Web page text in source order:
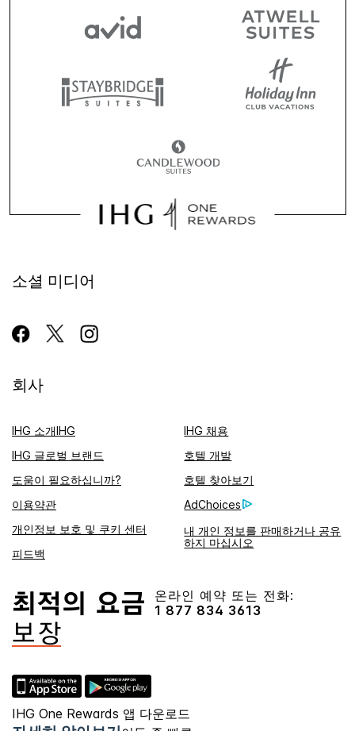
소셜 미디어
회사
IHG 소개IHG
IHG 채용
IHG 글로벌 브랜드
호텔 개발
도움이 필요하십니까?
호텔 찾아보기
이용약관
AdChoices
개인정보 보호 및 쿠키 센터
내 개인 정보를 판매하거나 공유
하지 마십시오
피드백
온라인 예약 또는 전화:
1 877 834 3613
IHG One Rewards 앱 다운로드